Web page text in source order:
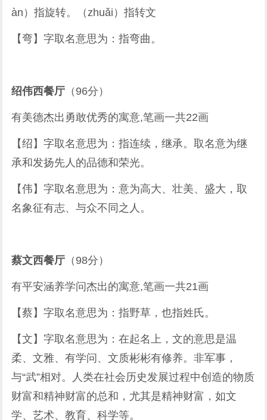
àn）指旋转。（zhuǎi）指转文
【弯】字取名意思为：指弯曲。
绍伟西餐厅 （96分）
有美德杰出勇敢优秀的寓意,笔画一共22画
【绍】字取名意思为：指连续，继承。取名意为继
承和发扬先人的品德和荣光。
【伟】字取名意思为：意为高大、壮美、盛大，取
名象征有志、与众不同之人。
蔡文西餐厅 （98分）
有平安涵养学问杰出的寓意,笔画一共21画
【蔡】字取名意思为：指野草，也指姓氏。
【文】字取名意思为：在起名上，文的意思是温
柔、文雅、有学问、文质彬彬有修养。非军事，
与“武”相对。人类在社会历史发展过程中创造的物质
财富和精神财富的总和，尤其是精神财富，如文
学、艺术、教育、科学等。